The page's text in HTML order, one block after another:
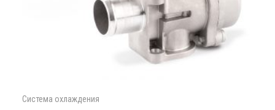
Система охлаждения